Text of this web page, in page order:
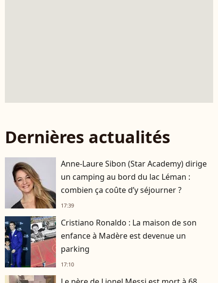
Dernières actualités
Anne-Laure Sibon (Star Academy) dirige
un camping au bord du lac Léman :
combien ça coûte d’y séjourner ?
17:39
Cristiano Ronaldo : La maison de son
enfance à Madère est devenue un
parking
17:10